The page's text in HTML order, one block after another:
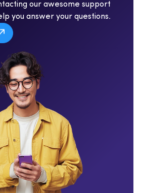
our awesome support
you answer your questions.